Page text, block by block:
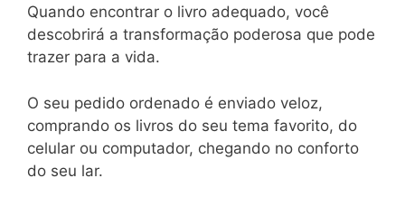
Quando encontrar o livro adequado, você
descobrirá a transformação poderosa que pode
trazer para a vida.
O seu pedido ordenado é enviado veloz,
comprando os livros do seu tema favorito, do
celular ou computador, chegando no conforto
do seu lar.